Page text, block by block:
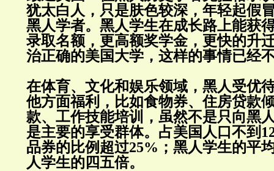
犹太白人，只是肤色较深，年轻起假
黑人学者。黑人学生在成长路上能获
录取名额，更高额奖学金，更快的升
治正确的美国大学，这样的事情已经
在体育、文化和娱乐领域，黑人受优
他方面福利，比如食物券、住房贷款
款、工作技能培训，虽然不是只向黑
是主要的享受群体。占美国人口不到
品券的比例超过25%；黑人学生的平
人学生的四五倍。